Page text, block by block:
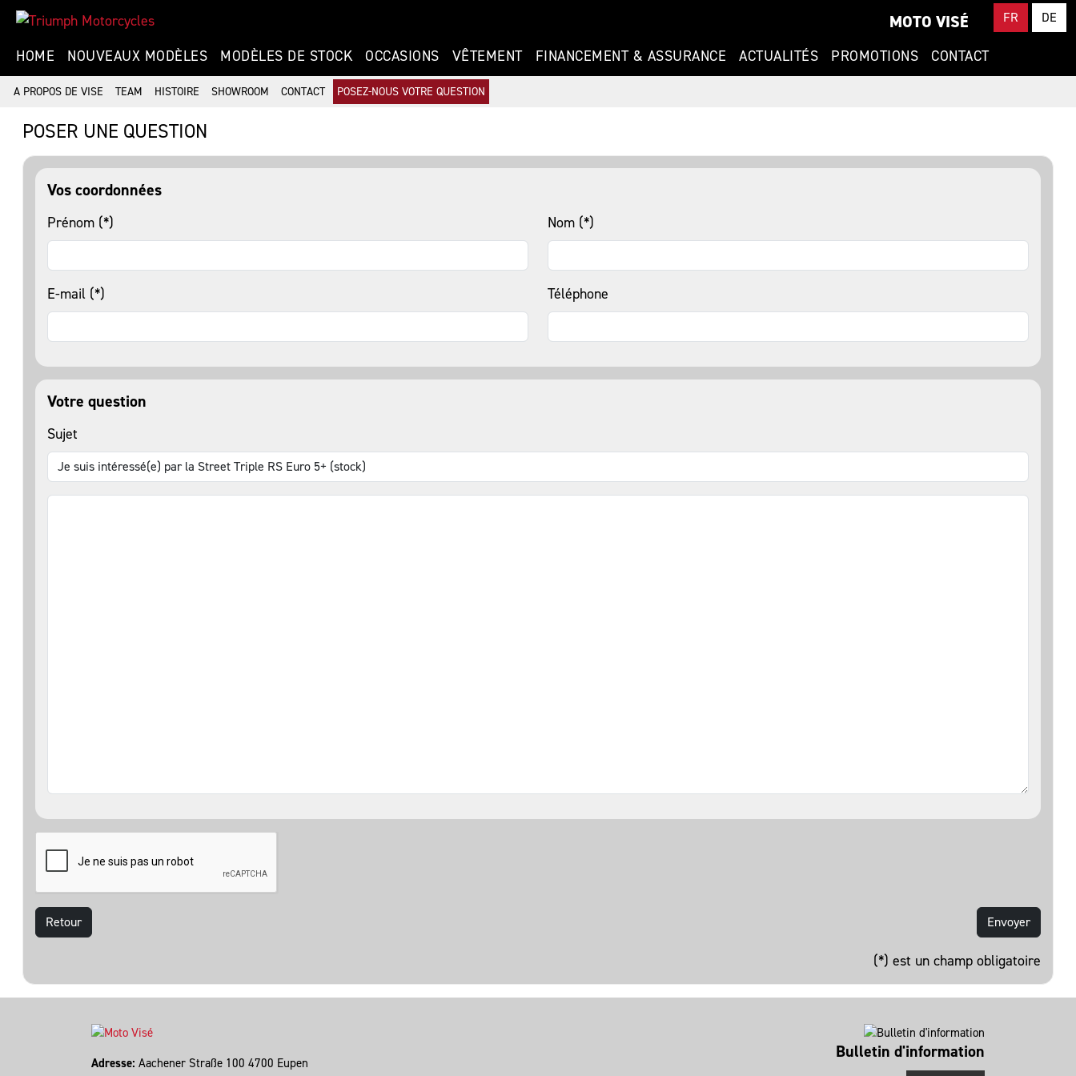
MOTO VISÉ FR DE
HOME NOUVEAUX MODÈLES MODÈLES DE STOCK OCCASIONS VÊTEMENT FINANCEMENT & ASSURANCE ACTUALITÉS PROMOTIONS CONTACT
A PROPOS DE VISE TEAM HISTOIRE SHOWROOM CONTACT POSEZ-NOUS VOTRE QUESTION
POSER UNE QUESTION
Vos coordonnées
Prénom (*) Nom (*)
E-mail (*) Téléphone
Votre question
Sujet
Retour
(*) est un champ obligatoire
Adresse: Aachener Straße 100 4700 Eupen
Bulletin d'information